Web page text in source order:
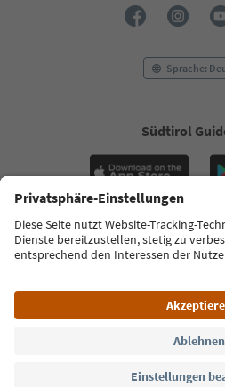
Sprache:
Südtirol
FAQ Kontakt Presse MICE
Zugänglichkeitserklärung